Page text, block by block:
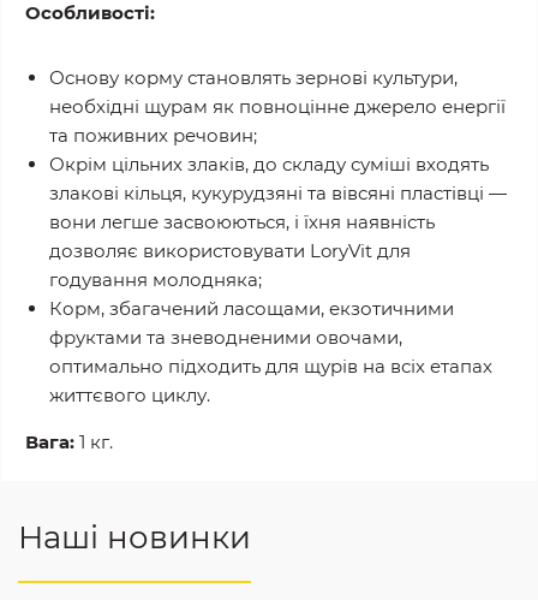
Особливості:
Основу корму становлять зернові культури,
необхідні щурам як повноцінне джерело енергії
та поживних речовин;
Окрім цільних злаків, до складу суміші входять
злакові кільця, кукурудзяні та вівсяні пластівці —
вони легше засвоюються, і їхня наявність
дозволяє використовувати LoryVit для
годування молодняка;
Корм, збагачений ласощами, екзотичними
фруктами та зневодненими овочами,
оптимально підходить для щурів на всіх етапах
життєвого циклу.
Вага: 1 кг.
Наші новинки